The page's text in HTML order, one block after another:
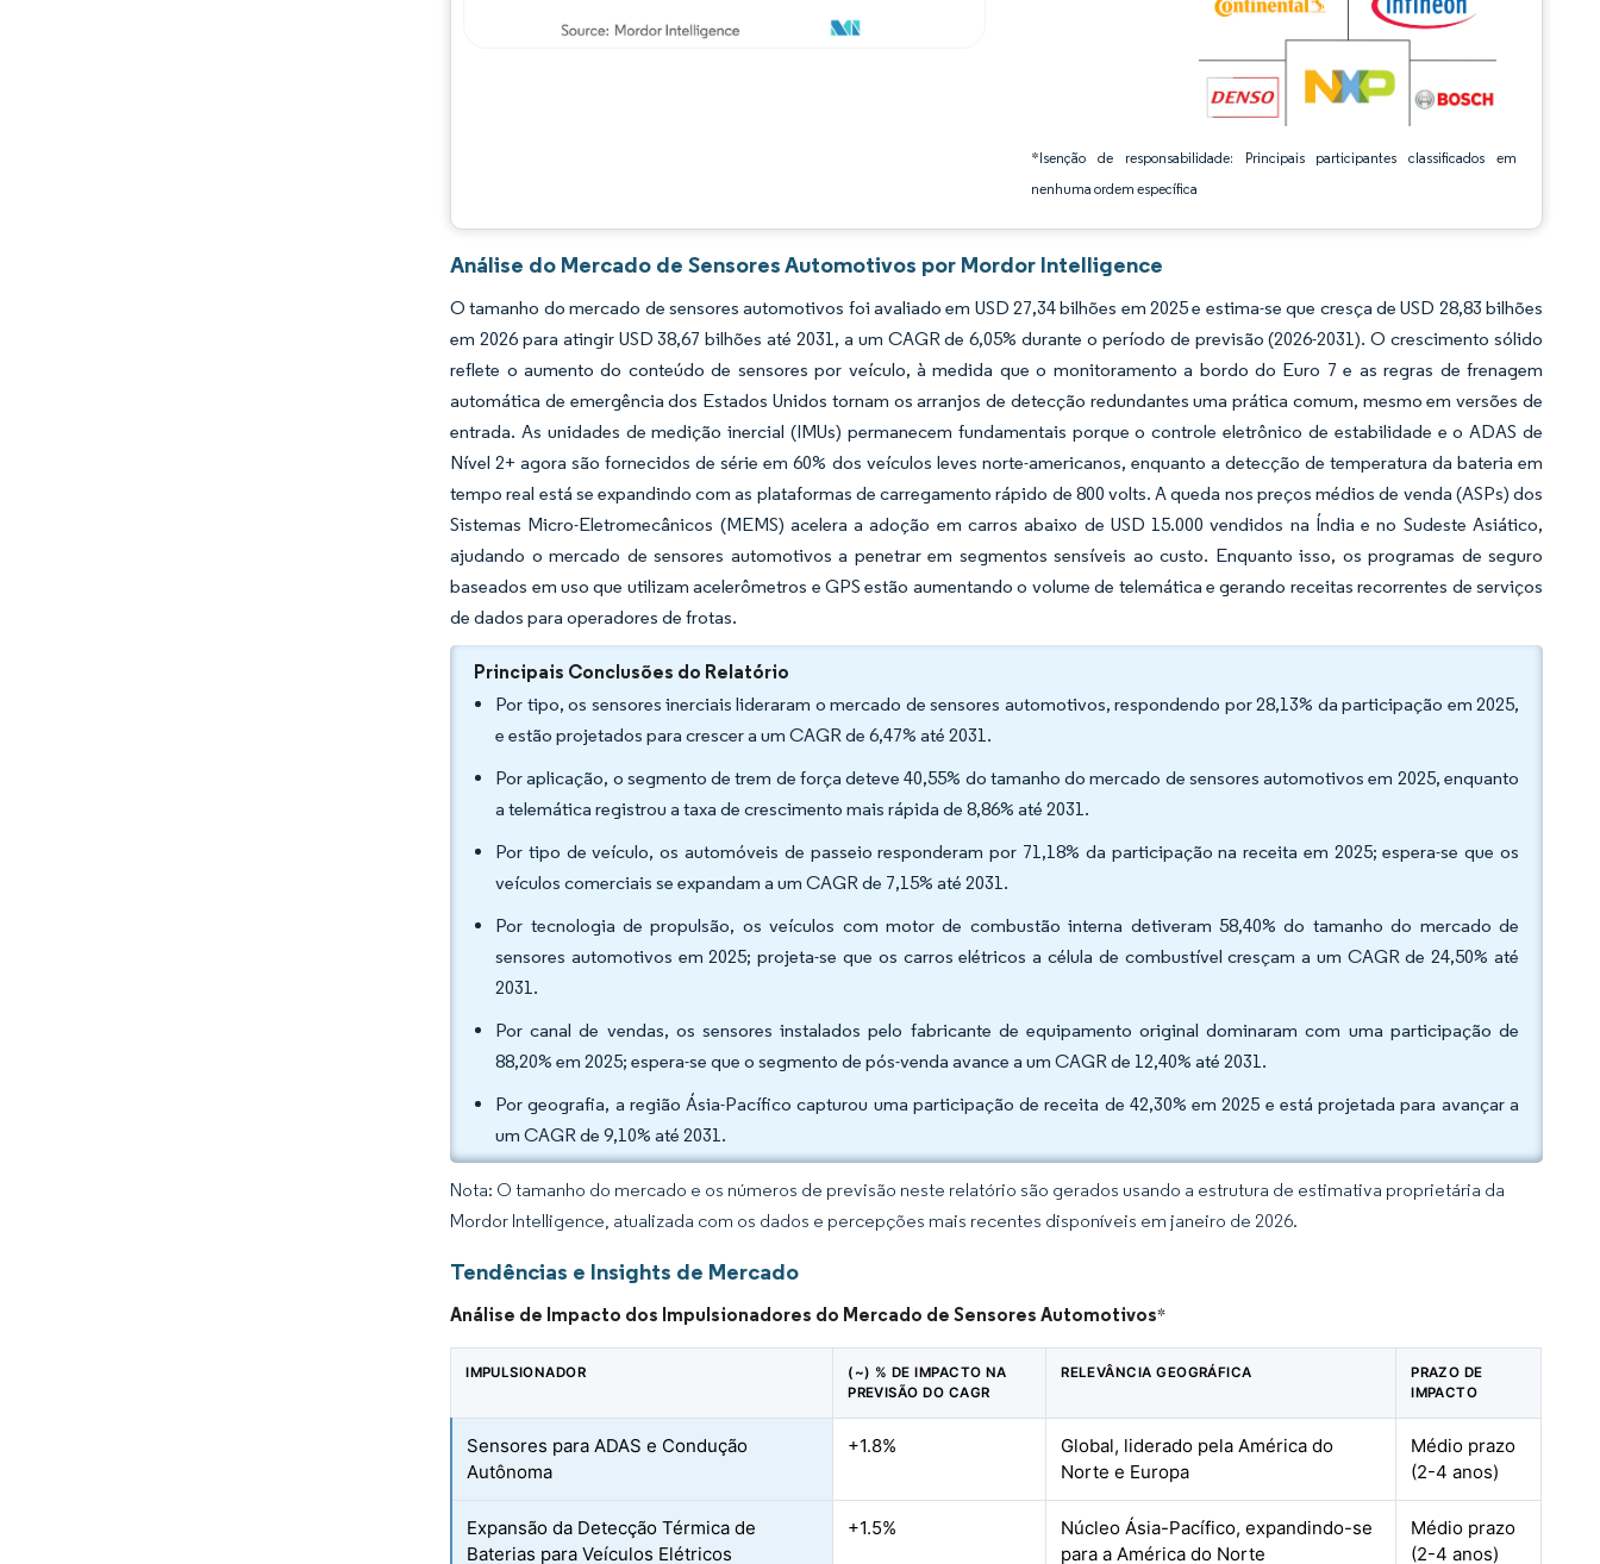
*Isenção de responsabilidade: Principais participantes classificados em
nenhuma ordem específica
Análise do Mercado de Sensores Automotivos por Mordor Intelligence
O tamanho do mercado de sensores automotivos foi avaliado em USD 27,34 bilhões em 2025 e estima-se que cresça de USD 28,83 bilhões
em 2026 para atingir USD 38,67 bilhões até 2031, a um CAGR de 6,05% durante o período de previsão (2026-2031). O crescimento sólido
reflete o aumento do conteúdo de sensores por veículo, à medida que o monitoramento a bordo do Euro 7 e as regras de frenagem
automática de emergência dos Estados Unidos tornam os arranjos de detecção redundantes uma prática comum, mesmo em versões de
entrada. As unidades de medição inercial (IMUs) permanecem fundamentais porque o controle eletrônico de estabilidade e o ADAS de
Nível 2+ agora são fornecidos de série em 60% dos veículos leves norte-americanos, enquanto a detecção de temperatura da bateria em
tempo real está se expandindo com as plataformas de carregamento rápido de 800 volts. A queda nos preços médios de venda (ASPs) dos
Sistemas Micro-Eletromecânicos (MEMS) acelera a adoção em carros abaixo de USD 15.000 vendidos na Índia e no Sudeste Asiático,
ajudando o mercado de sensores automotivos a penetrar em segmentos sensíveis ao custo. Enquanto isso, os programas de seguro
baseados em uso que utilizam acelerômetros e GPS estão aumentando o volume de telemática e gerando receitas recorrentes de serviços
de dados para operadores de frotas.
Principais Conclusões do Relatório
Por tipo, os sensores inerciais lideraram o mercado de sensores automotivos, respondendo por 28,13% da participação em 2025,
e estão projetados para crescer a um CAGR de 6,47% até 2031.
Por aplicação, o segmento de trem de força deteve 40,55% do tamanho do mercado de sensores automotivos em 2025, enquanto
a telemática registrou a taxa de crescimento mais rápida de 8,86% até 2031.
Por tipo de veículo, os automóveis de passeio responderam por 71,18% da participação na receita em 2025; espera-se que os
veículos comerciais se expandam a um CAGR de 7,15% até 2031.
Por tecnologia de propulsão, os veículos com motor de combustão interna detiveram 58,40% do tamanho do mercado de
sensores automotivos em 2025; projeta-se que os carros elétricos a célula de combustível cresçam a um CAGR de 24,50% até
2031.
Por canal de vendas, os sensores instalados pelo fabricante de equipamento original dominaram com uma participação de
88,20% em 2025; espera-se que o segmento de pós-venda avance a um CAGR de 12,40% até 2031.
Por geografia, a região Ásia-Pacífico capturou uma participação de receita de 42,30% em 2025 e está projetada para avançar a
um CAGR de 9,10% até 2031.
Nota: O tamanho do mercado e os números de previsão neste relatório são gerados usando a estrutura de estimativa proprietária da
Mordor Intelligence, atualizada com os dados e percepções mais recentes disponíveis em janeiro de 2026.
Tendências e Insights de Mercado
Análise de Impacto dos Impulsionadores do Mercado de Sensores Automotivos*
IMPULSIONADOR
(~) % DE IMPACTO NA
PREVISÃO DO CAGR
RELEVÂNCIA GEOGRÁFICA
PRAZO DE
IMPACTO
Sensores para ADAS e Condução
Autônoma
+1.8%
Global, liderado pela América do
Norte e Europa
Médio prazo
(2-4 anos)
Expansão da Detecção Térmica de
Baterias para Veículos Elétricos
+1.5%
Núcleo Ásia-Pacífico, expandindo-se
para a América do Norte
Médio prazo
(2-4 anos)